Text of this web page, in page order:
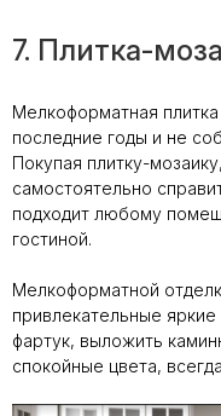
7. Плитка-
Мелкоформатная
последние годы и не
Покупая плитку-
самостоятельно
подходит любому
гостиной.
Мелкоформатной
привлекательные
фартук, выложить
спокойные цвета,